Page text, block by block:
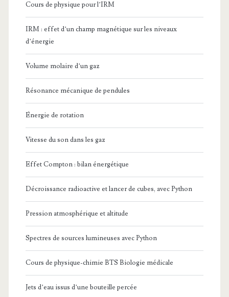
Cours de physique pour l’IRM
IRM : effet d’un champ magnétique sur les niveaux
d’énergie
Volume molaire d’un gaz
Résonance mécanique de pendules
Énergie de rotation
Vitesse du son dans les gaz
Effet Compton : bilan énergétique
Décroissance radioactive et lancer de cubes, avec Python
Pression atmosphérique et altitude
Spectres de sources lumineuses avec Python
Cours de physique-chimie BTS Biologie médicale
Jets d’eau issus d’une bouteille percée